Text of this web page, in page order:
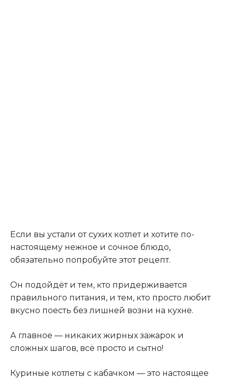
Если вы устали от сухих котлет и хотите по-
настоящему нежное и сочное блюдо,
обязательно попробуйте этот рецепт.
Он подойдёт и тем, кто придерживается
правильного питания, и тем, кто просто любит
вкусно поесть без лишней возни на кухне.
А главное — никаких жирных зажарок и
сложных шагов, всё просто и сытно!
Куриные котлеты с кабачком — это настоящее